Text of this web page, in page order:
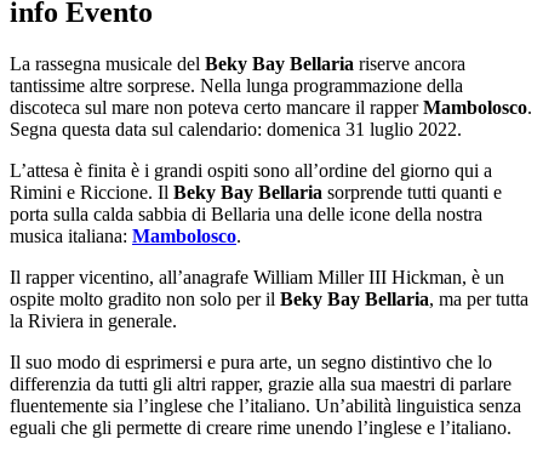
info Evento
La rassegna musicale del Beky Bay Bellaria riserve ancora
tantissime altre sorprese. Nella lunga programmazione della
discoteca sul mare non poteva certo mancare il rapperMambolosco.
Segna questa data sul calendario: domenica 31 luglio 2022.
L’attesa è finita è i grandi ospiti sono all’ordine del giorno qui a
Rimini e Riccione. Il Beky Bay Bellaria sorprende tutti quanti e
porta sulla calda sabbia di Bellaria una delle icone della nostra
musica italiana: Mambolosco.
Il rapper vicentino, all’anagrafe William Miller III Hickman, è un
ospite molto gradito non solo per il Beky Bay Bellaria, ma per tutta
la Riviera in generale.
Il suo modo di esprimersi e pura arte, un segno distintivo che lo
differenzia da tutti gli altri rapper, grazie alla sua maestri di parlare
fluentemente sia l’inglese che l’italiano. Un’abilità linguistica senza
eguali che gli permette di creare rime unendo l’inglese e l’italiano.